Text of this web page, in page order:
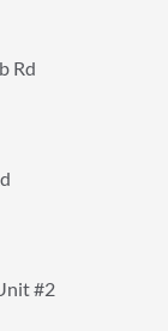
Rd
#2